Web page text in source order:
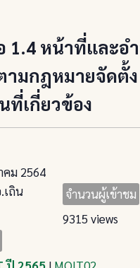
1.4 หน้าที่และอ
ามกฎหมายจัดตั้
ที่เกี่ยวข้อง
คม 2564
เถิน
จำนวนผู้เข้าชม
9315 views